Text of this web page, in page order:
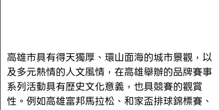
高雄市具有得天獨厚、環山面海的城市景觀，以
及多元熱情的人文風情，在高雄舉辦的品牌賽事
系列活動具有歷史文化意義，也具競賽的觀賞
性。例如高雄富邦馬拉松、和家盃排球錦標賽、